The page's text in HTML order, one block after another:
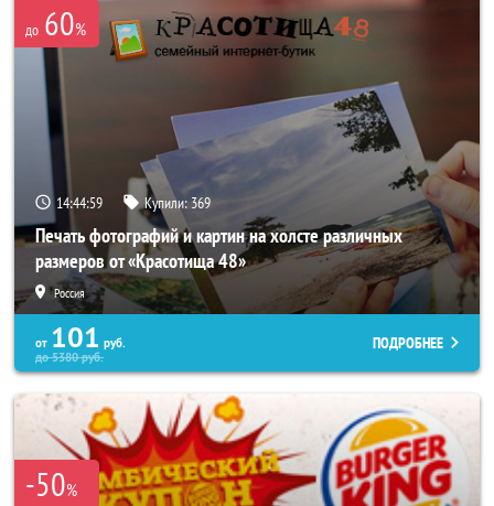
до 60%
14:44:56 Купили:369
Печать фотографий и картин на холсте различных
размеров от «Красотища 48»
Россия
от 101 руб.
до5380руб.
ПОДРОБНЕЕ
-50%